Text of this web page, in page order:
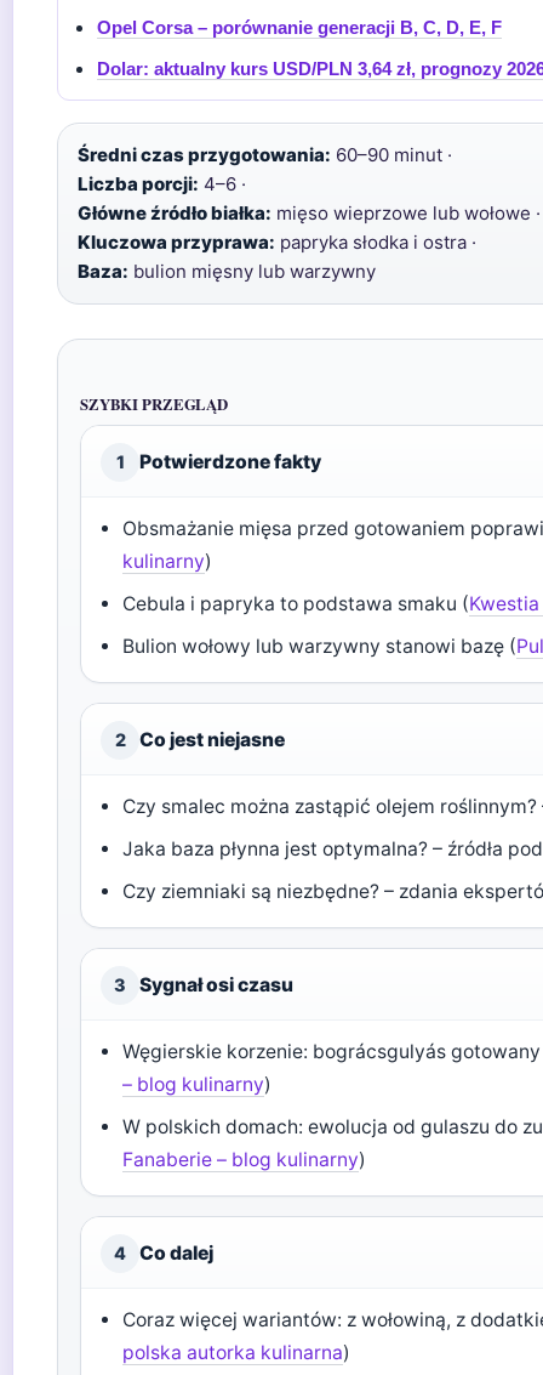
Opel Corsa – porównanie generacji B, C, D, E, F
Dolar: aktualny kurs USD/PLN 3,64 zł, prognozy
Średni czas przygotowania: 60–90 minut ·
Liczba porcji: 4–6 ·
Główne źródło białka: mięso wieprzowe lub wołowe ·
Kluczowa przyprawa: papryka słodka i ostra ·
Baza: bulion mięsny lub warzywny
SZYBKI PRZEGLĄD
1 Potwierdzone fakty
Obsmażanie mięsa przed gotowaniem
kulinarny)
Cebula i papryka to podstawa smaku (
Bulion wołowy lub warzywny stanowi bazę (
2 Co jest niejasne
Czy smalec można zastąpić olejem
Jaka baza płynna jest optymalna? – źródła
Czy ziemniaki są niezbędne? – zdania
3 Sygnał osi czasu
Węgierskie korzenie: bográcsgulyás
– blog kulinarny)
W polskich domach: ewolucja od gulaszu do
Fanaberie – blog kulinarny)
4 Co dalej
Coraz więcej wariantów: z wołowiną, z
polska autorka kulinarna)